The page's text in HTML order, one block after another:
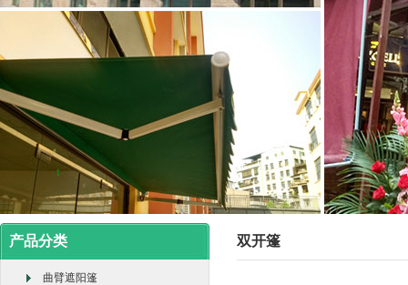
产品分类
曲臂遮阳篷
双开篷